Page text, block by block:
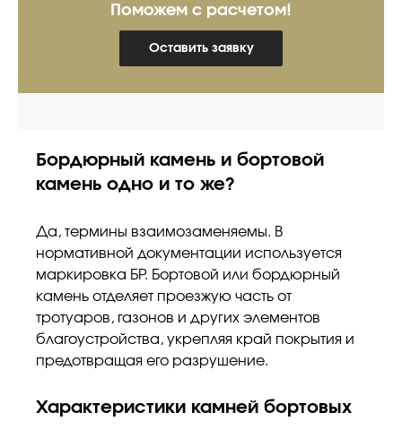
Поможем с расчетом!
Оставить заявку
Бордюрный камень и бортовой
камень одно и то же?
Да, термины взаимозаменяемы. В
нормативной документации используется
маркировка БР. Бортовой или бордюрный
камень отделяет проезжую часть от
тротуаров, газонов и других элементов
благоустройства, укрепляя край покрытия и
предотвращая его разрушение.
Характеристики камней бортовых